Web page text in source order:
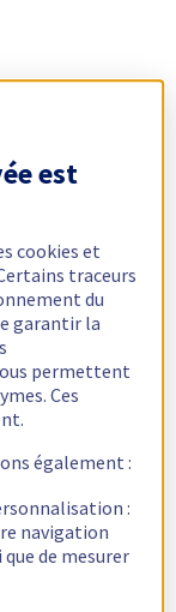
est
cookies et
traceurs
du
garantir la
permettent
Ces
également :
:
navigation
de mesurer